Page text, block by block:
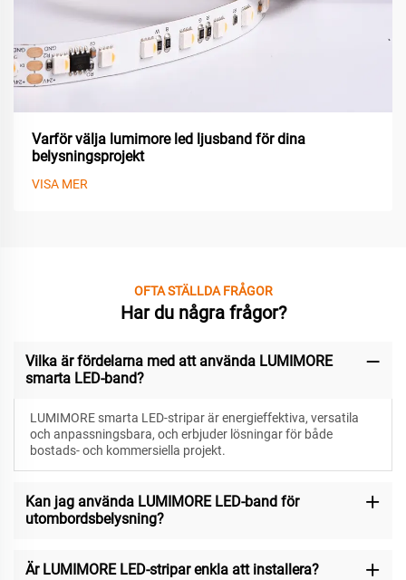
Varför välja lumimore led ljusband för dina
belysningsprojekt
VISA MER
OFTA STÄLLDA FRÅGOR
Har du några frågor?
Vilka är fördelarna med att använda LUMIMORE
smarta LED-band?
LUMIMORE smarta LED-stripar är energieffektiva, versatila
och anpassningsbara, och erbjuder lösningar för både
bostads- och kommersiella projekt.
Kan jag använda LUMIMORE LED-band för
utombordsbelysning?
Är LUMIMORE LED-stripar enkla att installera?